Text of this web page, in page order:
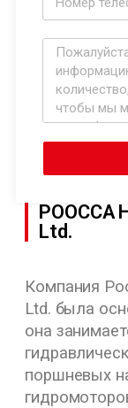
POOCCA
Ltd.
Компания
Ltd. была
она
поршневых